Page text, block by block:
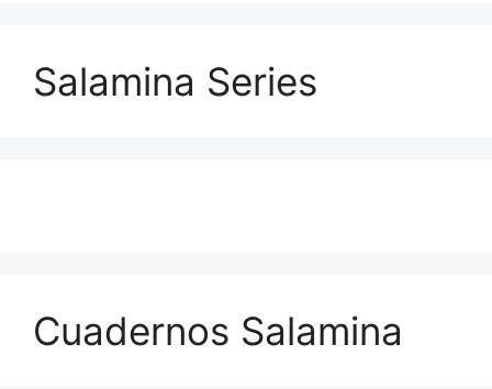
Salamina Series
Cuadernos Salamina